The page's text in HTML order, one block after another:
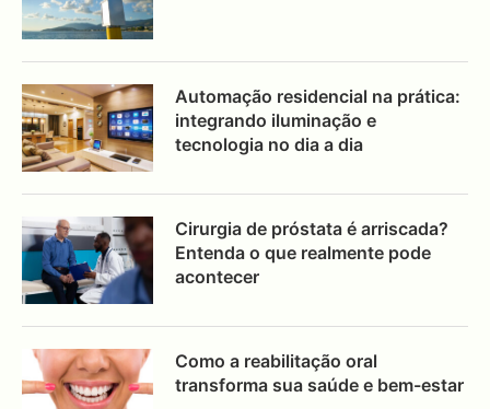
Automação residencial na prática:
integrando iluminação e
tecnologia no dia a dia
Cirurgia de próstata é arriscada?
Entenda o que realmente pode
acontecer
Como a reabilitação oral
transforma sua saúde e bem-estar